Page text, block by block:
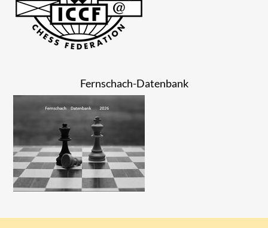
Fernschach-Datenbank